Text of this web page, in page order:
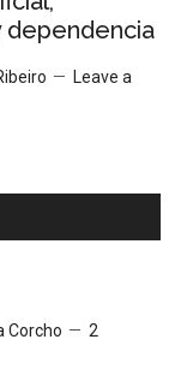
Leave a
Corcho
2